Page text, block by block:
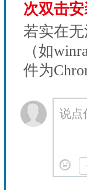
次双击安
若实在
（如
件为
说点